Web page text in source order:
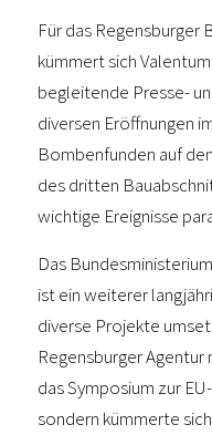
Für das Regensburger
kümmert sich
begleitende Presse-
diversen Eröffnungen
Bombenfunden auf
des dritten
wichtige Ereignisse
Das
ist ein weiterer
diverse Projekte
Regensburger
das Symposium zur
sondern kümmerte